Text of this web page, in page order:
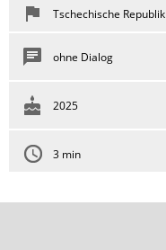
Tschechische Republik
ohne Dialog
2025
3 min